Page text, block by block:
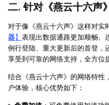
二. 针对《燕云十六声
对于像《燕云十六声》这样对实
器】 表现出数据通路更加顺畅、
例行登陆、重大更新后的首登，
享受到可靠的网络支持，全方位
结合《燕云十六声》的网络特性
户体验，核心优势如下：